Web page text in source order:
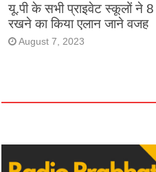
यू.पी के सभी प्राइवेट स्कूलों
रखने का किया एलान जाने वजह
August 7, 2023